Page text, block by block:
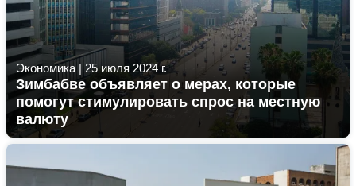
Экономика | 25 июля 2024 г.
Зимбабве объявляет о мерах, которые
помогут стимулировать спрос на местную
валюту